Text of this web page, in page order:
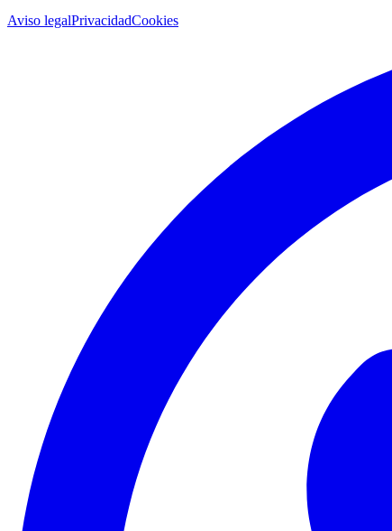
Aviso legalPrivacidadCookies